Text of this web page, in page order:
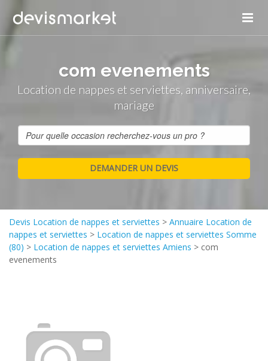
com evenements
Location de nappes et serviettes, anniversaire,
mariage
Devis Location de nappes et serviettes > Annuaire Location de
nappes et serviettes > Location de nappes et serviettes Somme
(80) > Location de nappes et serviettes Amiens > com
evenements